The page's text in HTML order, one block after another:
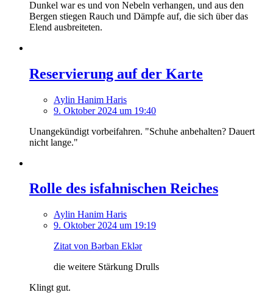
Dunkel war es und von Nebeln verhangen, und aus den
Bergen stiegen Rauch und Dämpfe auf, die sich über das
Elend ausbreiteten.
Reservierung auf der Karte
Aylin Hanim Haris
9. Oktober 2024 um 19:40
Unangekündigt vorbeifahren. "Schuhe anbehalten? Dauert
nicht lange."
Rolle des isfahnischen Reiches
Aylin Hanim Haris
9. Oktober 2024 um 19:19
Zitat von Bərban Eklər
die weitere Stärkung Drulls
Klingt gut.